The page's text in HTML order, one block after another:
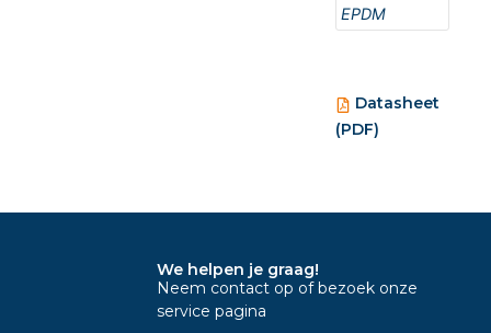
EPDM
Datasheet
(PDF)
We helpen je graag!
Neem contact op of bezoek onze
service pagina